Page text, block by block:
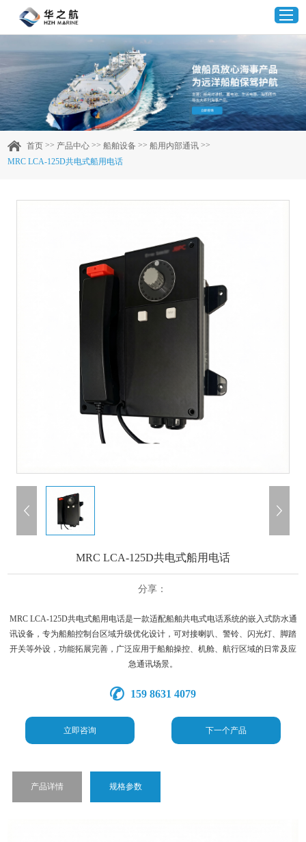
首页
产品中心
企业实力
客户案例
联系我们
首页 >> 产品中心 >>船舶设备 >>船用内部通讯 >>
MRC LCA-125D共电式船用电话
MRC LCA-125D共电式船用电话
分享：
MRC LCA-125D共电式船用电话是一款适配船舶共电式电话系统的嵌入式防水通
讯设备，专为船舶控制台区域升级优化设计，可对接喇叭、警铃、闪光灯、脚踏
开关等外设，功能拓展完善，广泛应用于船舶操控、机舱、航行区域的日常及应
急通讯场景。
159 8631 4079
立即咨询 下一个产品
产品详情 规格参数